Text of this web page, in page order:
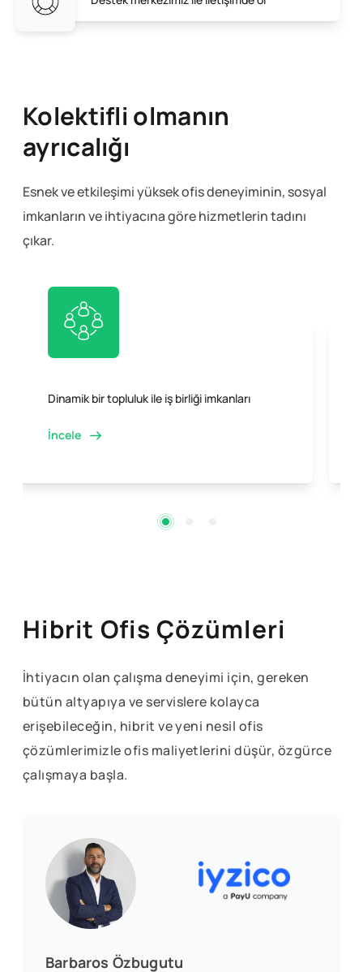
Kolektifli olmanın
ayrıcalığı
Esnek ve etkileşimi yüksek ofis deneyiminin, sosyal
imkanların ve ihtiyacına göre hizmetlerin tadını
çıkar.
Dinamik bir topluluk ile iş birliği imkanları
İncele
Barbaros Özbugutu
Hibrit Ofis Çözümleri
İhtiyacın olan çalışma deneyimi için, gereken
bütün altyapıya ve servislere kolayca
erişebileceğin, hibrit ve yeni nesil ofis
çözümlerimizle ofis maliyetlerini düşür, özgürce
çalışmaya başla.